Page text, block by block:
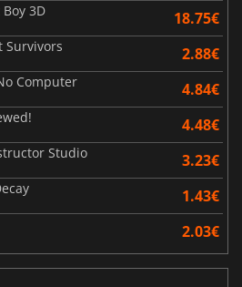
3D 18.75€
Survivors 2.88€
Computer 4.84€
4.48€
Studio 3.23€
1.43€
2.03€